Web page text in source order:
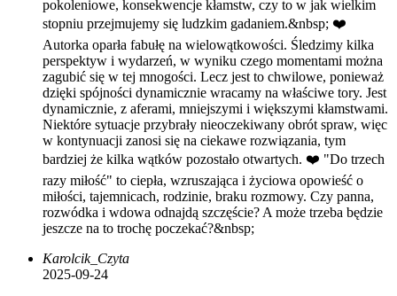
pokoleniowe, konsekwencje kłamstw, czy to w jak wielkim
stopniu przejmujemy się ludzkim gadaniem.&nbsp; ❤️
Autorka oparła fabułę na wielowątkowości. Śledzimy kilka
perspektyw i wydarzeń, w wyniku czego momentami można
zagubić się w tej mnogości. Lecz jest to chwilowe, ponieważ
dzięki spójności dynamicznie wracamy na właściwe tory. Jest
dynamicznie, z aferami, mniejszymi i większymi kłamstwami.
Niektóre sytuacje przybrały nieoczekiwany obrót spraw, więc
w kontynuacji zanosi się na ciekawe rozwiązania, tym
bardziej że kilka wątków pozostało otwartych. ❤️ "Do trzech
razy miłość" to ciepła, wzruszająca i życiowa opowieść o
miłości, tajemnicach, rodzinie, braku rozmowy. Czy panna,
rozwódka i wdowa odnajdą szczęście? A może trzeba będzie
jeszcze na to trochę poczekać?&nbsp;
Karolcik_Czyta
2025-09-24